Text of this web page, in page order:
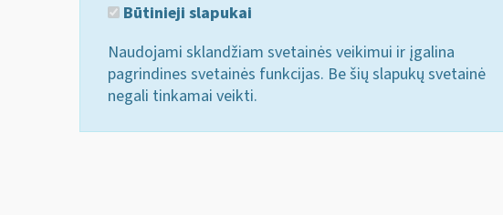
Būtinieji slapukai
Naudojami sklandžiam svetainės veikimui ir įgalina
pagrindines svetainės funkcijas. Be šių slapukų svetainė
negali tinkamai veikti.